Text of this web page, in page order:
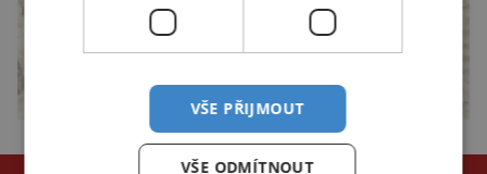
VŠE PŘIJMOUT
VŠE ODMÍTNOUT